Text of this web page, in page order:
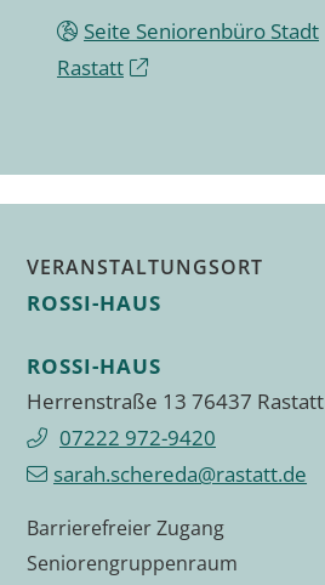
Seite Seniorenbüro Stadt
Rastatt
VERANSTALTUNGSORT
ROSSI-HAUS
ROSSI-HAUS
Herrenstraße 13 76437 Rastatt
07222 972-9420
sarah.schereda@rastatt.de
Barrierefreier Zugang
Seniorengruppenraum